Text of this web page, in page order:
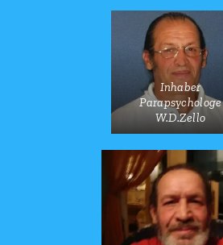
Inhaber
Parapsychologe
W.D.Zello